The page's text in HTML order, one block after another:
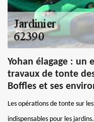
Yohan élagage : un
travaux de tonte
Boffles et ses
Les opérations de tonte sur
indispensables pour les